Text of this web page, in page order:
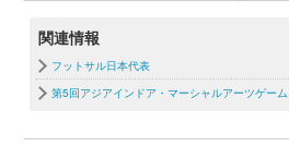
関連情報
フットサル日本代表
第5回アジアインドア・マーシャルアーツゲー